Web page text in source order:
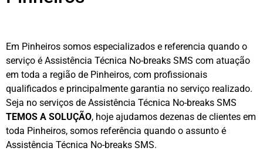
Em Pinheiros somos especializados e referencia quando o
serviço é Assistência Técnica No-breaks SMS com atuação
em toda a região de Pinheiros, com profissionais
qualificados e principalmente garantia no serviço realizado.
Seja no serviços de Assistência Técnica No-breaks SMS
TEMOS A SOLUÇÃO, hoje ajudamos dezenas de clientes em
toda Pinheiros, somos referência quando o assunto é
Assistência Técnica No-breaks SMS.